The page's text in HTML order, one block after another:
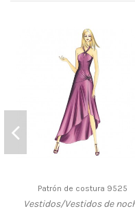
Patrón de costura 9525
Vestidos/Vestidos de